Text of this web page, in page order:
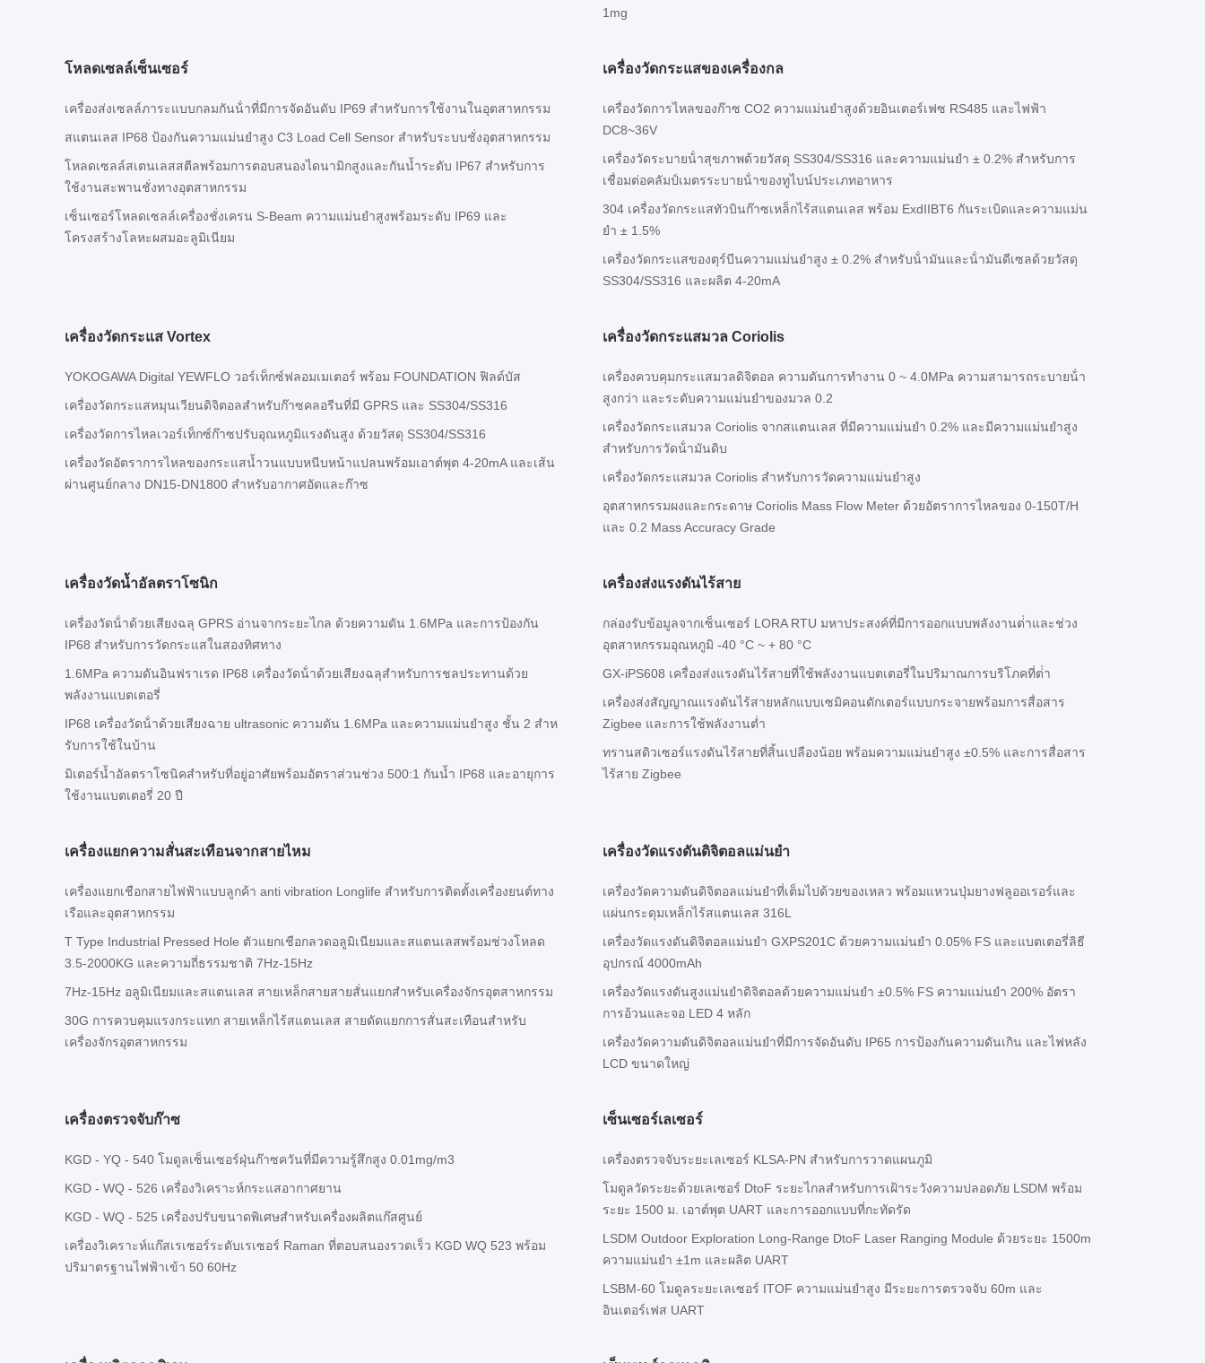
1mg
โหลดเซลล์เซ็นเซอร์
เครื่องส่งเซลล์ภาระแบบกลมกันน้ําที่มีการจัดอันดับ IP69 สําหรับการใช้งานในอุตสาหกรรม
สแตนเลส IP68 ป้องกันความแม่นยําสูง C3 Load Cell Sensor สําหรับระบบชั่งอุตสาหกรรม
โหลดเซลล์สเตนเลสสตีลพร้อมการตอบสนองไดนามิกสูงและกันน้ำระดับ IP67 สำหรับการ
ใช้งานสะพานชั่งทางอุตสาหกรรม
เซ็นเซอร์โหลดเซลล์เครื่องชั่งเครน S-Beam ความแม่นยำสูงพร้อมระดับ IP69 และ
โครงสร้างโลหะผสมอะลูมิเนียม
เครื่องวัดกระแสของเครื่องกล
เครื่องวัดการไหลของก๊าซ CO2 ความแม่นยําสูงด้วยอินเตอร์เฟซ RS485 และไฟฟ้า
DC8~36V
เครื่องวัดระบายน้ําสุขภาพด้วยวัสดุ SS304/SS316 และความแม่นยํา ± 0.2% สําหรับการ
เชื่อมต่อคลัมป์เมตรระบายน้ําของทูไบน์ประเภทอาหาร
304 เครื่องวัดกระแสทัวบินก๊าซเหล็กไร้สแตนเลส พร้อม ExdIIBT6 กันระเบิดและความแม่น
ยํา ± 1.5%
เครื่องวัดกระแสของตุร์บีนความแม่นยําสูง ± 0.2% สําหรับน้ํามันและน้ํามันดีเซลด้วยวัสดุ
SS304/SS316 และผลิต 4-20mA
เครื่องวัดกระแส Vortex
YOKOGAWA Digital YEWFLO วอร์เท็กซ์ฟลอมเมเตอร์ พร้อม FOUNDATION ฟิลด์บัส
เครื่องวัดกระแสหมุนเวียนดิจิตอลสําหรับก๊าซคลอรีนที่มี GPRS และ SS304/SS316
เครื่องวัดการไหลเวอร์เท็กซ์ก๊าซปรับอุณหภูมิแรงดันสูง ด้วยวัสดุ SS304/SS316
เครื่องวัดอัตราการไหลของกระแสน้ำวนแบบหนีบหน้าแปลนพร้อมเอาต์พุต 4-20mA และเส้น
ผ่านศูนย์กลาง DN15-DN1800 สำหรับอากาศอัดและก๊าซ
เครื่องวัดกระแสมวล Coriolis
เครื่องควบคุมกระแสมวลดิจิตอล ความดันการทํางาน 0 ~ 4.0MPa ความสามารถระบายน้ํา
สูงกว่า และระดับความแม่นยําของมวล 0.2
เครื่องวัดกระแสมวล Coriolis จากสแตนเลส ที่มีความแม่นยํา 0.2% และมีความแม่นยําสูง
สําหรับการวัดน้ํามันดิบ
เครื่องวัดกระแสมวล Coriolis สําหรับการวัดความแม่นยําสูง
อุตสาหกรรมผงและกระดาษ Coriolis Mass Flow Meter ด้วยอัตราการไหลของ 0-150T/H
และ 0.2 Mass Accuracy Grade
เครื่องวัดน้ำอัลตราโซนิก
เครื่องวัดน้ําด้วยเสียงฉลุ GPRS อ่านจากระยะไกล ด้วยความดัน 1.6MPa และการป้องกัน
IP68 สําหรับการวัดกระแสในสองทิศทาง
1.6MPa ความดันอินฟราเรด IP68 เครื่องวัดน้ําด้วยเสียงฉลุสําหรับการชลประทานด้วย
พลังงานแบตเตอรี่
IP68 เครื่องวัดน้ําด้วยเสียงฉาย ultrasonic ความดัน 1.6MPa และความแม่นยําสูง ชั้น 2 สําห
รับการใช้ในบ้าน
มิเตอร์น้ำอัลตราโซนิคสำหรับที่อยู่อาศัยพร้อมอัตราส่วนช่วง 500:1 กันน้ำ IP68 และอายุการ
ใช้งานแบตเตอรี่ 20 ปี
เครื่องส่งแรงดันไร้สาย
กล่องรับข้อมูลจากเซ็นเซอร์ LORA RTU มหาประสงค์ที่มีการออกแบบพลังงานต่ําและช่วง
อุตสาหกรรมอุณหภูมิ -40 °C ~ + 80 °C
GX-iPS608 เครื่องส่งแรงดันไร้สายที่ใช้พลังงานแบตเตอรี่ในปริมาณการบริโภคที่ต่ํา
เครื่องส่งสัญญาณแรงดันไร้สายหลักแบบเซมิคอนดักเตอร์แบบกระจายพร้อมการสื่อสาร
Zigbee และการใช้พลังงานต่ำ
ทรานสดิวเซอร์แรงดันไร้สายที่สิ้นเปลืองน้อย พร้อมความแม่นยำสูง ±0.5% และการสื่อสาร
ไร้สาย Zigbee
เครื่องแยกความสั่นสะเทือนจากสายไหม
เครื่องแยกเชือกสายไฟฟ้าแบบลูกค้า anti vibration Longlife สําหรับการติดตั้งเครื่องยนต์ทาง
เรือและอุตสาหกรรม
T Type Industrial Pressed Hole ตัวแยกเชือกลวดอลูมิเนียมและสแตนเลสพร้อมช่วงโหลด
3.5-2000KG และความถี่ธรรมชาติ 7Hz-15Hz
7Hz-15Hz อลูมิเนียมและสแตนเลส สายเหล็กสายสายสั่นแยกสําหรับเครื่องจักรอุตสาหกรรม
30G การควบคุมแรงกระแทก สายเหล็กไร้สแตนเลส สายดัดแยกการสั่นสะเทือนสําหรับ
เครื่องจักรอุตสาหกรรม
เครื่องวัดแรงดันดิจิตอลแม่นยํา
เครื่องวัดความดันดิจิตอลแม่นยําที่เต็มไปด้วยของเหลว พร้อมแหวนปุ่มยางฟลูออเรอร์และ
แผ่นกระดุมเหล็กไร้สแตนเลส 316L
เครื่องวัดแรงดันดิจิตอลแม่นยํา GXPS201C ด้วยความแม่นยํา 0.05% FS และแบตเตอรี่ลิธี
อุปกรณ์ 4000mAh
เครื่องวัดแรงดันสูงแม่นยําดิจิตอลด้วยความแม่นยํา ±0.5% FS ความแม่นยํา 200% อัตรา
การอ้วนและจอ LED 4 หลัก
เครื่องวัดความดันดิจิตอลแม่นยําที่มีการจัดอันดับ IP65 การป้องกันความดันเกิน และไฟหลัง
LCD ขนาดใหญ่
เครื่องตรวจจับก๊าซ
KGD - YQ - 540 โมดูลเซ็นเซอร์ฝุ่นก๊าซควันที่มีความรู้สึกสูง 0.01mg/m3
KGD - WQ - 526 เครื่องวิเคราะห์กระแสอากาศยาน
KGD - WQ - 525 เครื่องปรับขนาดพิเศษสําหรับเครื่องผลิตแก๊สศูนย์
เครื่องวิเคราะห์แก๊สเรเซอร์ระดับเรเซอร์ Raman ที่ตอบสนองรวดเร็ว KGD WQ 523 พร้อม
ปริมาตรฐานไฟฟ้าเข้า 50 60Hz
เซ็นเซอร์เลเซอร์
เครื่องตรวจจับระยะเลเซอร์ KLSA-PN สําหรับการวาดแผนภูมิ
โมดูลวัดระยะด้วยเลเซอร์ DtoF ระยะไกลสำหรับการเฝ้าระวังความปลอดภัย LSDM พร้อม
ระยะ 1500 ม. เอาต์พุต UART และการออกแบบที่กะทัดรัด
LSDM Outdoor Exploration Long-Range DtoF Laser Ranging Module ด้วยระยะ 1500m
ความแม่นยํา ±1m และผลิต UART
LSBM-60 โมดูลระยะเลเซอร์ ITOF ความแม่นยําสูง มีระยะการตรวจจับ 60m และ
อินเตอร์เฟส UART